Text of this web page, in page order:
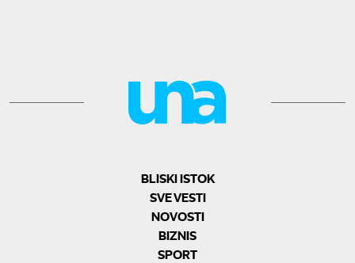
BLISKI ISTOK
SVE VESTI
NOVOSTI
BIZNIS
SPORT